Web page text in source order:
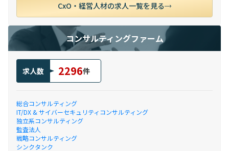
CxO・経営人材の求人一覧を見る
コンサルティングファーム
求人数 2296件
総合コンサルティング
IT/DX & サイバーセキュリティコンサルティング
独立系コンサルティング
監査法人
戦略コンサルティング
シンクタンク